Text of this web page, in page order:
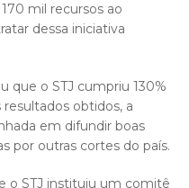
mil recursos ao
dessa iniciativa
que o STJ cumpriu 130%
resultados obtidos, a
em difundir boas
por outras cortes do país.
o STJ instituiu um comitê